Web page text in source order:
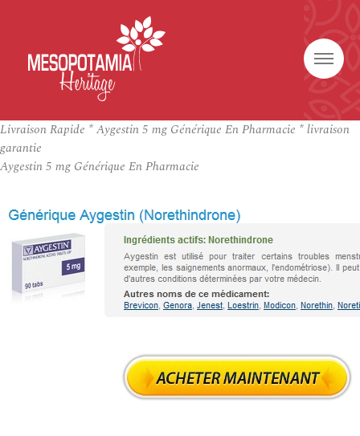
Livraison Rapide * Aygestin 5 mg Générique En Pharmacie * livraison
garantie
Aygestin 5 mg Générique En Pharmacie